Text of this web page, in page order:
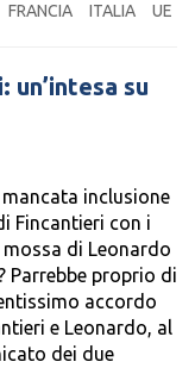
FRANCIA ITALIA UE
un’intesa su
inclusione
Fincantieri con i
di Leonardo
Parrebbe proprio di
accordo
e Leonardo, al
dei due